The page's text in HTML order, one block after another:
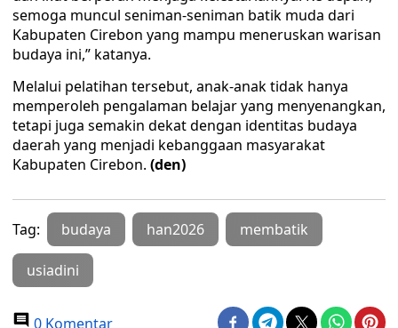
semoga muncul seniman-seniman batik muda dari
Kabupaten Cirebon yang mampu meneruskan warisan
budaya ini,” katanya.
Melalui pelatihan tersebut, anak-anak tidak hanya
memperoleh pengalaman belajar yang menyenangkan,
tetapi juga semakin dekat dengan identitas budaya
daerah yang menjadi kebanggaan masyarakat
Kabupaten Cirebon. (den)
Tag: budaya han2026 membatik
usiadini
0 Komentar